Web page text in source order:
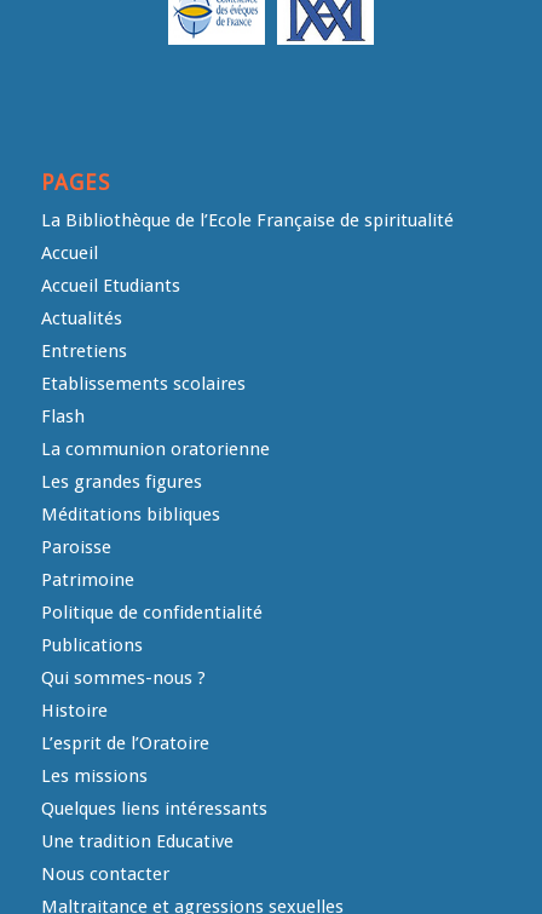
PAGES
La Bibliothèque de l’Ecole Française de spiritualité
Accueil
Accueil Etudiants
Actualités
Entretiens
Etablissements scolaires
Flash
La communion oratorienne
Les grandes figures
Méditations bibliques
Paroisse
Patrimoine
Politique de confidentialité
Publications
Qui sommes-nous ?
Histoire
L’esprit de l’Oratoire
Les missions
Quelques liens intéressants
Une tradition Educative
Nous contacter
Maltraitance et agressions sexuelles